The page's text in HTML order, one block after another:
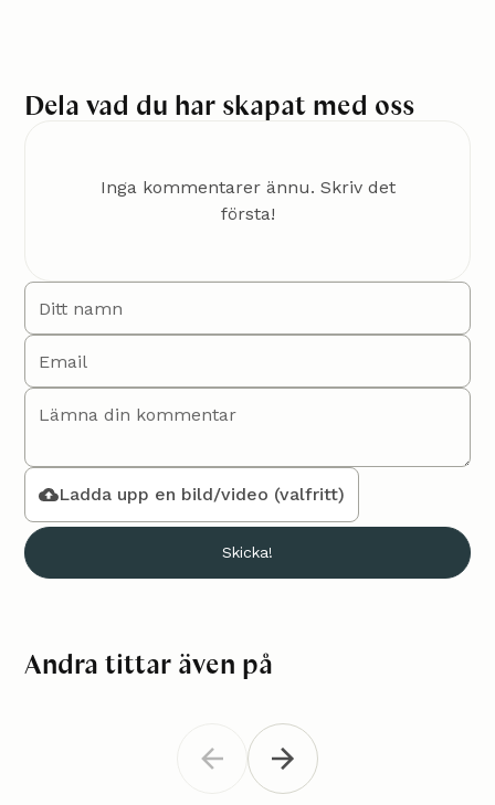
Dela vad du har skapat med oss
Inga kommentarer ännu. Skriv det
första!
Ladda upp en bild/video (valfritt)
Andra tittar även på
Virkat tallriksunderlägg
Virka tallriksunderlägg med citroner